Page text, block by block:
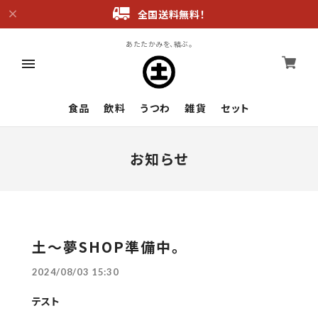
全国送料無料！
あたたかみを、結ぶ。
食品 飲料 うつわ 雑貨 セット
お知らせ
土〜夢SHOP準備中。
2024/08/03 15:30
テスト